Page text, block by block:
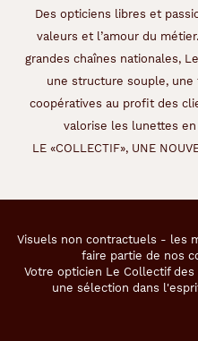
Des opticiens libres et
valeurs et l’amour du
grandes chaînes nationales,
une structure souple,
coopératives au profit des
valorise les lunettes en
LE «COLLECTIF», UNE
Visuels non contractuels - les
faire partie de nos
Votre opticien Le Collectif
une sélection dans